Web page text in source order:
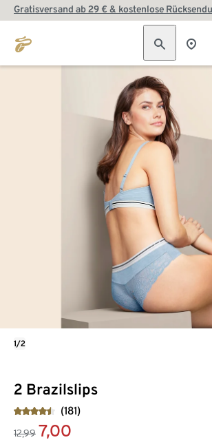
Gratisversand ab 29 € & kostenlose
2 Brazilslips
(181)
12,99 7,00
1/2